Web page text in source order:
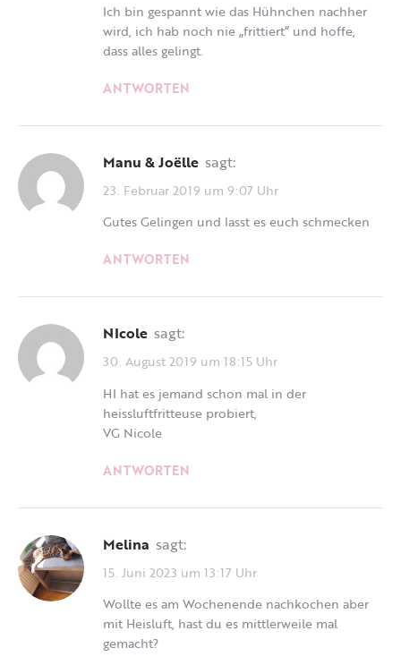
Ich bin gespannt wie das Hühnchen nachher
wird, ich hab noch nie „frittiert“ und hoffe,
dass alles gelingt.
ANTWORTEN
Manu & Joëlle sagt:
23. Februar 2019 um 9:07 Uhr
Gutes Gelingen und lasst es euch schmecken
ANTWORTEN
NIcole sagt:
30. August 2019 um 18:15 Uhr
HI hat es jemand schon mal in der
heissluftfritteuse probiert,
VG Nicole
ANTWORTEN
Melina sagt:
15. Juni 2023 um 13:17 Uhr
Wollte es am Wochenende nachkochen aber
mit Heisluft, hast du es mittlerweile mal
gemacht?